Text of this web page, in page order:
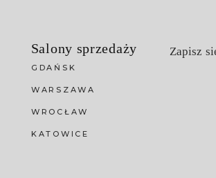
Salony sprzedaży
GDAŃSK
WARSZAWA
WROCŁAW
KATOWICE
Zapisz